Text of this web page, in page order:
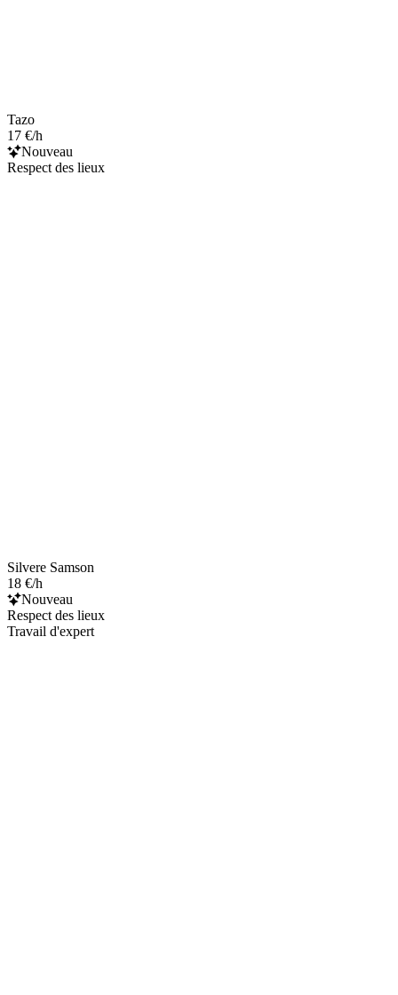
Tazo
17 €/h
Nouveau
Respect des lieux
Silvere Samson
18 €/h
Nouveau
Respect des lieux
Travail d'expert